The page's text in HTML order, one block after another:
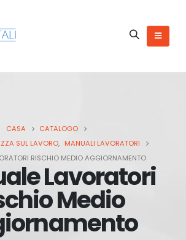
CASA
CATALOGO
SUL LAVORO, MANUALI LAVORATORI
RISCHIO MEDIO AGGIORNAMENTO
Lavoratori
Medio